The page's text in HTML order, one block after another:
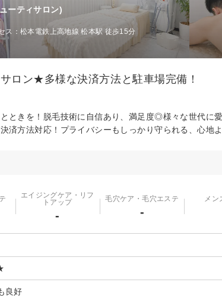
ーティサロン)
ス：松本電鉄上高地線 松本駅 徒歩15分
ロン★多様な決済方法と駐車場完備！
ときを！脱毛技術に自信あり、満足度◎様々な世代に
済方法対応！プライバシーもしっかり守られる、心地
エイジングケア・リフ
トアップ
-
毛穴ケア・毛穴エステ
-
メン
良好